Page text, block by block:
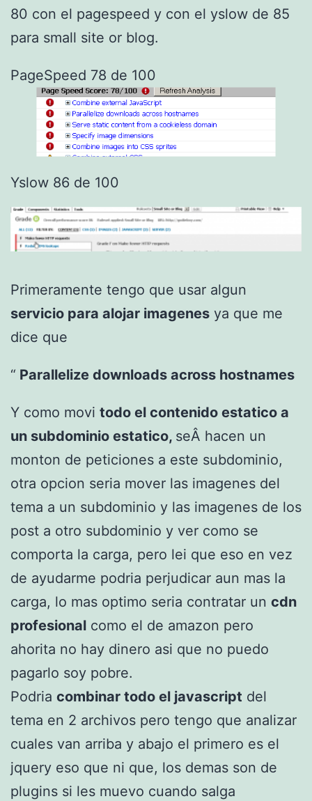
80 con el pagespeed y con el yslow de 85
para small site or blog.
PageSpeed 78 de 100
Yslow 86 de 100
Primeramente tengo que usar algun
servicio para alojar imagenes ya que me
dice que
Parallelize downloads across hostnames
Y como movi todo el contenido estatico a
un subdominio estatico, seÂ hacen un
monton de peticiones a este subdominio,
otra opcion seria mover las imagenes del
tema a un subdominio y las imagenes de los
post a otro subdominio y ver como se
comporta la carga, pero lei que eso en vez
de ayudarme podria perjudicar aun mas la
carga, lo mas optimo seria contratar un cdn
profesional como el de amazon pero
ahorita no hay dinero asi que no puedo
pagarlo soy pobre.
Podria combinar todo el javascript del
tema en 2 archivos pero tengo que analizar
cuales van arriba y abajo el primero es el
jquery eso que ni que, los demas son de
plugins si les muevo cuando salga